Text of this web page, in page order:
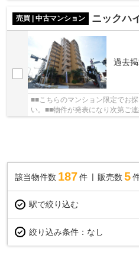
売買 | 中古マンション ニックハ
過去
■■こちらのマンション限定でお
い。■■物件が発表になり次第ご連
該当物件数 187件 販売数 5
駅で絞り込む
絞り込み条件： なし